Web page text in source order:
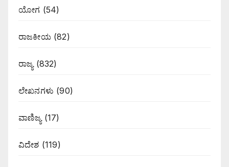
ಯೋಗ (54)
ರಾಜಕೀಯ(82)
ರಾಜ್ಯ(832)
ಲೇಖನಗಳು (90)
ವಾಣಿಜ್ಯ(17)
ವಿದೇಶ (119)